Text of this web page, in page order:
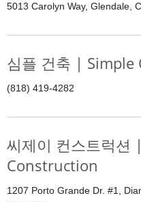
5013 Carolyn Way, Glendale,
심플 건축 |
(818) 419-4282
씨제이 컨스트럭션
Construction
1207 Porto Grande Dr. #1,